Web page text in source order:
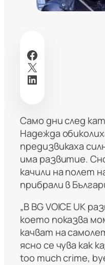
Facebook
X
LinkedIn
Само дни след
Надежда
предизвикаха
има развитие.
качили на полет
прибрали в
„В BG VOICE UK
което показва
качват на
ясно се чува как
too much crime,